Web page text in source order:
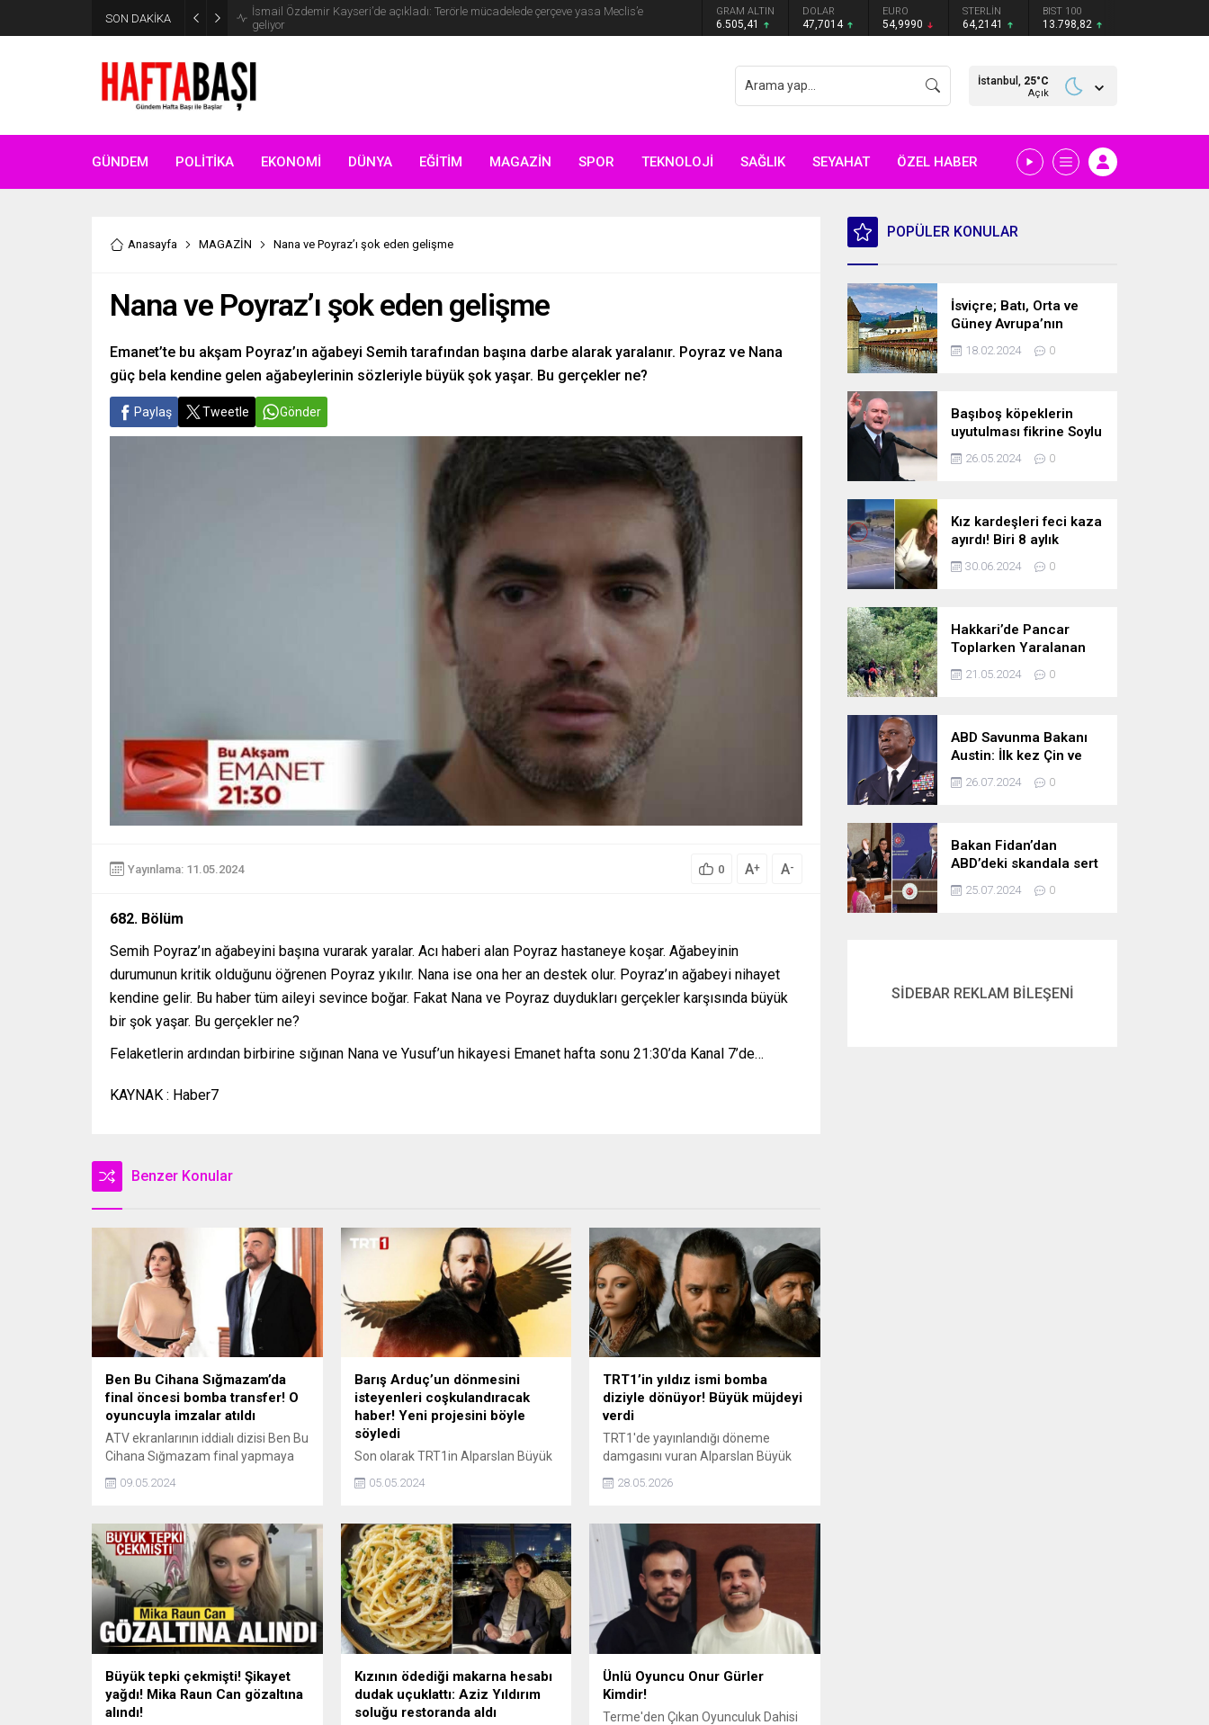
SON DAKİKA Süleyman Soylu ‘çok korktum’ deyip ilk kez açıkladı: En büyük tehdit dışarısıdır! GRAM ALTIN
6.505,41
DOLAR
47,7014
EURO
54,9990
STERLİN
64,2141
BIST 100
13.798,82
İstanbul, 25°C
Açık
GÜNDEM POLİTİKA EKONOMİ DÜNYA EĞİTİM MAGAZİN SPOR TEKNOLOJİ SAĞLIK SEYAHAT ÖZEL HABER
Anasayfa MAGAZİN Nana ve Poyraz’ı şok eden gelişme
Nana ve Poyraz’ı şok eden gelişme
Emanet’te bu akşam Poyraz’ın ağabeyi Semih tarafından başına darbe alarak yaralanır. Poyraz ve Nana
güç bela kendine gelen ağabeylerinin sözleriyle büyük şok yaşar. Bu gerçekler ne?
Paylaş Tweetle Gönder
Yayınlama: 11.05.2024 0 A+ A-
682. Bölüm
Semih Poyraz’ın ağabeyini başına vurarak yaralar. Acı haberi alan Poyraz hastaneye koşar. Ağabeyinin
durumunun kritik olduğunu öğrenen Poyraz yıkılır. Nana ise ona her an destek olur. Poyraz’ın ağabeyi nihayet
kendine gelir. Bu haber tüm aileyi sevince boğar. Fakat Nana ve Poyraz duydukları gerçekler karşısında büyük
bir şok yaşar. Bu gerçekler ne?
Felaketlerin ardından birbirine sığınan Nana ve Yusuf’un hikayesi Emanet hafta sonu 21:30’da Kanal 7’de…
KAYNAK : Haber7
Benzer Konular
Ben Bu Cihana Sığmazam’da
final öncesi bomba transfer! O
oyuncuyla imzalar atıldı
ATV ekranlarının iddialı dizisi Ben Bu
Cihana Sığmazam final yapmaya
hazırlanırken sürpriz bir isim
transfer edildi. Sayılı günler sonra
Cihana Sığmazam kadrosuna Hazal
Soncul katılıyor.
09.05.2024
Barış Arduç’un dönmesini
isteyenleri coşkulandıracak
haber! Yeni projesini böyle
söyledi
Son olarak TRT1in Alparslan Büyük
Selçuklu dizisinde oyunculuk
performansı sergileyen Barış Arduç
Yepyeni bir projeyle ekranlara
döneceğinin müjdesini veren Barış
Arduç, çok konuşulacak
açıklamalara imza attı.
05.05.2024
TRT1’in yıldız ismi bomba
diziyle dönüyor! Büyük müjdeyi
verdi
TRT1'de yayınlandığı döneme
damgasını vuran Alparslan Büyük
Selçuklu ve Uyanış Büyük Selçuklu
dizilerinin unutulmaz ismi Mehmet
heyecanlandırdı. Özgür, Eylül ayında
ATV ekranlarında yayın hayatına
merhaba diyecek Mercan Köşkü'yle
el sıkıştı.
28.05.2026
Büyük tepki çekmişti! Şikayet
yağdı! Mika Raun Can gözaltına
alındı!
Kızının ödediği makarna hesabı
dudak uçuklattı: Aziz Yıldırım
soluğu restoranda aldı
Ünlü Oyuncu Onur Gürler
Kimdir!
Terme'den Çıkan Oyunculuk Dahisi
POPÜLER KONULAR
İsviçre; Batı, Orta ve
Güney Avrupa’nın
kesişme noktasında
bulunan bir ülke.
18.02.2024 0
Başıboş köpeklerin
uyutulması fikrine Soylu
da karşı çıktı: Gönlüm
razı değil
26.05.2024 0
Kız kardeşleri feci kaza
ayırdı! Biri 8 aylık
hamile iki kız kardeş
hayatını kaybetti
30.06.2024 0
Hakkari’de Pancar
Toplarken Yaralanan
Kadın İçin Kurtarma
Çalışmaları
21.05.2024 0
ABD Savunma Bakanı
Austin: İlk kez Çin ve
Rusya uçaklarının
birlikte uçtuğunu
26.07.2024 0
Bakan Fidan’dan
ABD’deki skandala sert
tepki: Netanyahu’yu
alkışlayanlar eli kanlı
25.07.2024 0
SİDEBAR REKLAM BİLEŞENİ